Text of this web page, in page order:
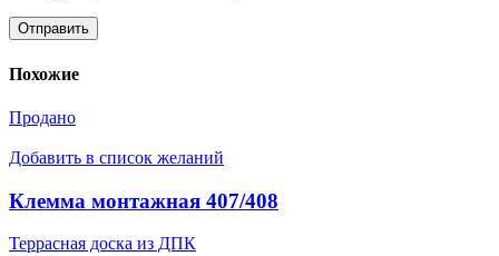
Похожие
Продано
Добавить в список желаний
Клемма монтажная 407/408
Террасная доска из ДПК